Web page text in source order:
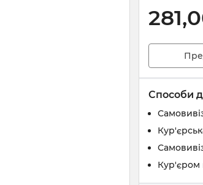
Способи
Кур'єром